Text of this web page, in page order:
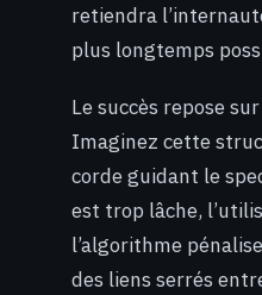
retiendra
plus longtemps
Le succès repose
Imaginez cette
corde guidant le
est trop lâche,
l’algorithme
des liens serrés